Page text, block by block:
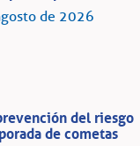
de 2026
del riesgo
de cometas